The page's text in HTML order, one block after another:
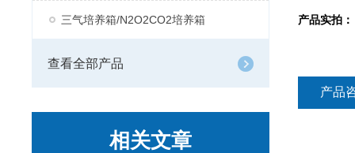
三气培养箱/N2O2CO2培养箱
查看全部产品
相关文章
产品实拍：
产品